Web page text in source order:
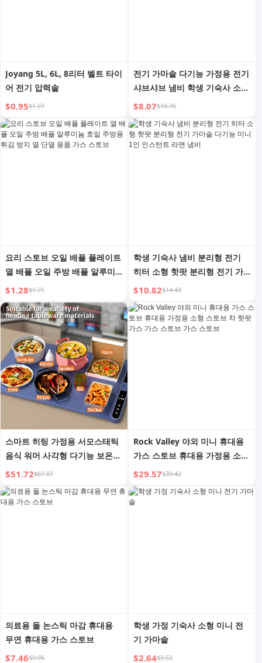
Joyang 5L, 6L, 8리터 벨트 타이
어 전기 압력솥
$0.95$1.27
전기 가마솥 다기능 가정용 전기
샤브샤브 냄비 학생 기숙사 소형
전기 냄비 요리 올인원 냄비 전
기 튀김 요리 냄비 파워
$8.07$10.76
요리 스토브 오일 배플 플레이트
열 배플 오일 주방 배플 알루미
늄 호일 주방용 튀김 방지 열 단
열 용품 가스 스토브
$1.28$1.71
학생 기숙사 냄비 분리형 전기
히터 소형 핫팟 분리형 전기 가
마솥 다기능 미니 1인 인스턴트
라면 냄비
$10.82$14.43
스마트 히팅 가정용 서모스태틱
음식 워머 사각형 다기능 보온
접시 히팅
$51.72$87.07
Rock Valley 야외 미니 휴대용
가스 스토브 휴대용 가정용 소형
스토브 차 핫팟 가스 가스 스토
브 가스 스토브
$29.57$39.42
의료용 돌 논스틱 마감 휴대용
무연 휴대용 가스 스토브
$7.46$9.95
학생 가정 기숙사 소형 미니 전
기 가마솥
$2.64$3.52